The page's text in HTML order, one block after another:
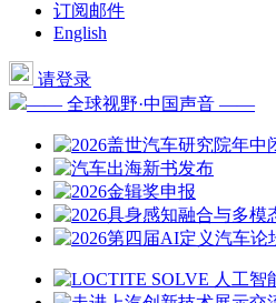
订阅邮件
English
请登录
—— 全球视野·中国声音 ——